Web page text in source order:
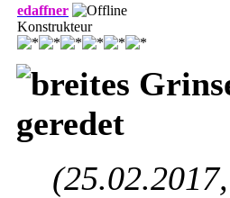
edaffner
Konstrukteur
geredet